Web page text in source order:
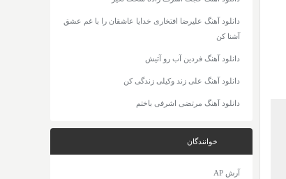
دانلود آهنگ علیرضا افتخاری خدایا عاشقان را با غم عشق
آشنا کن
دانلود آهنگ فردین آب رو آتیش
دانلود آهنگ علی زند وکیلی زندگی کن
دانلود آهنگ مرتضی اشرفی باختم
خوانندگان
آرش AP